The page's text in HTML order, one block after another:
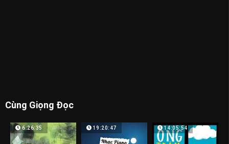
Cùng Giọng Đọc
6:26:35 19:20:47 14:05:54